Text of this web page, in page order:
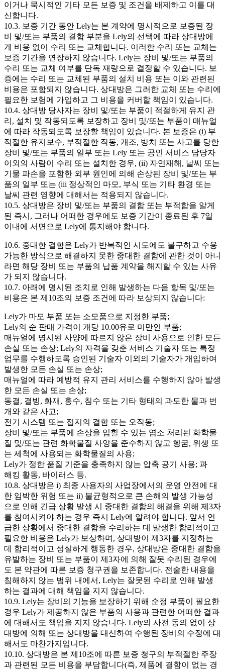
이거나 묵시적인 기타 모든 보증 및 조건을 배제하고 이를 대
신합니다.
10.3. 보증 기간 동안 Lely는 본 계약에 명시적으로 보증된 장
비 및/또는 부품의 결함 부분을 Lely의 선택에 따라 상대방에
게 비용 없이 수리 또는 교체합니다. 이러한 수리 또는 교체는
보증 기간을 연장하지 않습니다. Lely는 장비 및/또는 부품의
수리 또는 교체 여부를 단독 재량으로 결정할 수 있습니다. 보
증에는 수리 또는 교체된 부품의 설치 비용 또는 이와 관련된
비용은 포함되지 않습니다. 상대방은 그러한 교체 또는 수리에
필요한 보험에 가입하고 그 비용을 커버할 책임이 있습니다.
10.4. 상대방 당사자는 장비 및/또는 부품이 적절하게 유지 관
리, 설치 및 작동되도록 보장하고 장비 및/또는 부품이 매뉴얼
에 따라 작동되도록 보장할 책임이 있습니다. 본 보증은 (i) 부
적절한 유지보수, 부적절한 작동, 개조, 방치 또는 사고를 당한
장비 및/또는 부품의 일부 또는 Lely 또는 공인 서비스 담당자
이외의 사람이 수리 또는 설치한 경우, (ii) 자연재해, 날씨 또는
기물 파손을 포함한 외부 원인에 의해 손상된 장비 및/또는 부
품의 일부 또는 (iii 정상적인 마모, 부식 또는 기타 환경 또는
날씨 관련 영향에 대해서는 적용되지 않습니다.
10.5. 상대방은 장비 및/또는 부품의 결함 또는 부적합을 알게
된 즉시, 그러나 어떠한 경우에도 보증 기간이 종료된 후 7일
이내에 서면으로 Lely에 통지해야 합니다.
10.6. 중대한 결함은 Lely가 반복적인 시도에도 불구하고 수용
가능한 방식으로 해결하지 못한 중대한 결함에 관한 것이 아니
라면 해당 장비 또는 부품의 납품 계약을 해지할 수 있는 사유
가 되지 않습니다.
10.7. 아래에 명시된 조치로 인해 발생하는 다음 항목 및/또는
비용은 본 제10조의 보증 조건에 따라 보상되지 않습니다:
Lely가 마모 부품 또는 소모품으로 지정한 부품;
Lely의 순 판매 가격이 개당 10.00유로 미만인 부품;
매뉴얼에 명시된 사양에 따르지 않은 장비 사용으로 인한 모든
손실 또는 손상; Lely의 자격을 갖춘 서비스 기술자 또는 특정
업무를 수행하도록 승인된 기술자 이외의 기술자가 개입하여
발생한 모든 손실 또는 손상;
매뉴얼에 따라 예방적 유지 관리 서비스를 수행하지 않아 발생
한 모든 손실 또는 손상;
동결, 결빙, 화재, 홍수, 침수 또는 기타 형태의 과도한 물과 번
개와 같은 사고;
전기 시스템 또는 접지의 결함 또는 오작동;
장비 및/또는 부품에 손상을 입힐 수 있는 염소 처리된 화학물
질 및/또는 관련 화학물질 사양을 준수하지 않고 헹굼, 위생 또
는 세척에 사용되는 화학물질의 사용;
Lely가 정한 품질 기준을 충족하지 않는 압축 공기 사용; 과
해킹 활동, 바이러스 등.
10.8. 상대방은 i) 최종 사용자의 사업장에서의 운영 안전에 대
한 임박한 위험 또는 ii) 불균형적으로 큰 손해의 발생 가능성
으로 인해 긴급 상황 발생 시 중대한 결함의 해결을 위해 제3자
를 참여시켜야 하는 경우 즉시 Lely에 알려야 합니다. 앞서 언
급한 상황에서 중대한 결함을 수리하는 데 발생한 합리적이고
필요한 비용은 Lely가 보상하며, 상대방이 제3자를 지정하는
데 합리적이고 성실하게 행동한 경우, 상대방은 중대한 결함을
유발하는 장비 또는 부품이 제3자에 의해 잘못 수리된 경우에
도 본 약관에 따른 보증 청구권을 보존합니다. 전술한 내용을
침해하지 않는 범위 내에서, Lely는 잘못된 수리로 인해 발생
하는 결과에 대해 책임을 지지 않습니다.
10.9. Lely는 장비의 기능을 보장하기 위해 순정 부품이 필요한
경우 Lely가 제공하지 않은 부품의 사용과 관련한 어떠한 결과
에 대해서도 책임을 지지 않습니다. Lely의 사전 동의 없이 상
대방에 의해 또는 상대방을 대신하여 수행된 장비의 수정에 대
해서도 마찬가지입니다.
10.10. 상대방은 본 제10조에 따른 보증 청구의 부적절한 주장
과 관련된 모든 비용을 부담합니다(즉, 제품에 결함이 없는 경